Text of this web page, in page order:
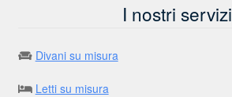
I nostri servizi
Divani su misura
Letti su misura